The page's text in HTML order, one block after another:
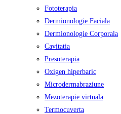
Fototerapia
Dermionologie Faciala
Dermionologie Corporala
Cavitatia
Presoterapia
Oxigen hiperbaric
Microdermabraziune
Mezoterapie virtuala
Termocuverta